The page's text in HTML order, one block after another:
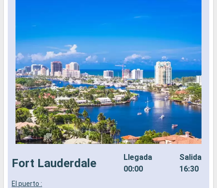
Fort Lauderdale
Llegada
00:00
Salida
16:30
El puerto :